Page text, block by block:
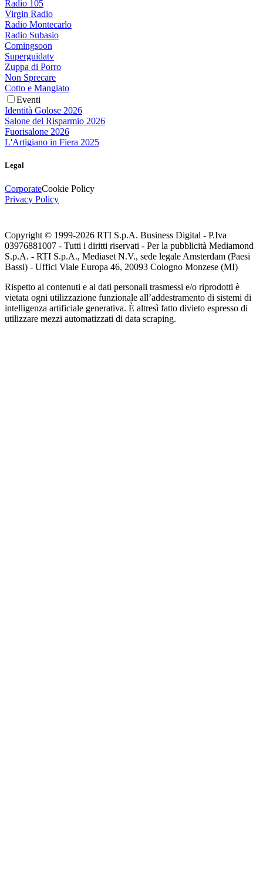
Radio 105
Virgin Radio
Radio Montecarlo
Radio Subasio
Comingsoon
Superguidatv
Zuppa di Porro
Non Sprecare
Cotto e Mangiato
Eventi
Identità Golose 2026
Salone del Risparmio 2026
Fuorisalone 2026
L'Artigiano in Fiera 2025
Legal
CorporateCookie Policy
Privacy Policy
Copyright © 1999-2026 RTI S.p.A. Business Digital - P.Iva
03976881007 - Tutti i diritti riservati - Per la pubblicità Mediamond
S.p.A. - RTI S.p.A., Mediaset N.V., sede legale Amsterdam (Paesi
Bassi) - Uffici Viale Europa 46, 20093 Cologno Monzese (MI)
Rispetto ai contenuti e ai dati personali trasmessi e/o riprodotti è
vietata ogni utilizzazione funzionale all’addestramento di sistemi di
intelligenza artificiale generativa. È altresì fatto divieto espresso di
utilizzare mezzi automatizzati di data scraping.